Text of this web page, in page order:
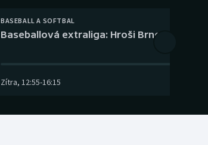
BASEBALL A SOFTBAL
Baseballová extraliga: Hroši Brno – Eagles
Zítra, 12:55-16:15